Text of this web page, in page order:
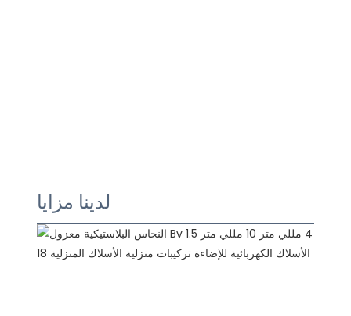
لدينا مزايا